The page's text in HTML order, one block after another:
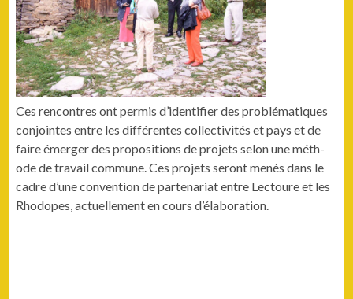
Ces ren­con­tres ont per­mis d’i­den­ti­fi­er des prob­lé­ma­tiques
con­jointes entre les dif­férentes col­lec­tiv­ités et pays et de
faire émerg­er des propo­si­tions de pro­jets selon une méth­
ode de tra­vail com­mune. Ces pro­jets seront menés dans le
cadre d’une con­ven­tion de parte­nar­i­at entre Lec­toure et les
Rhodopes, actuelle­ment en cours d’élaboration.